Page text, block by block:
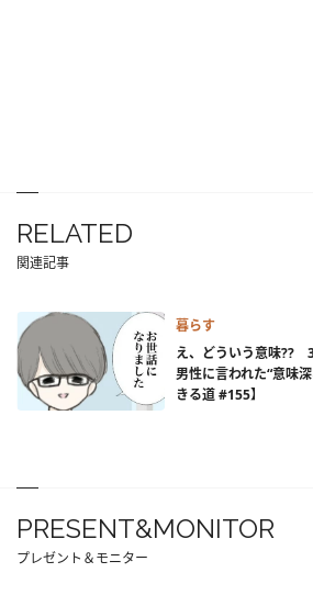
RELATED
関連記事
暮らす
え、どういう意味??
男性に言われた“意味
きる道 #155】
PRESENT&MONITOR
プレゼント＆モニター